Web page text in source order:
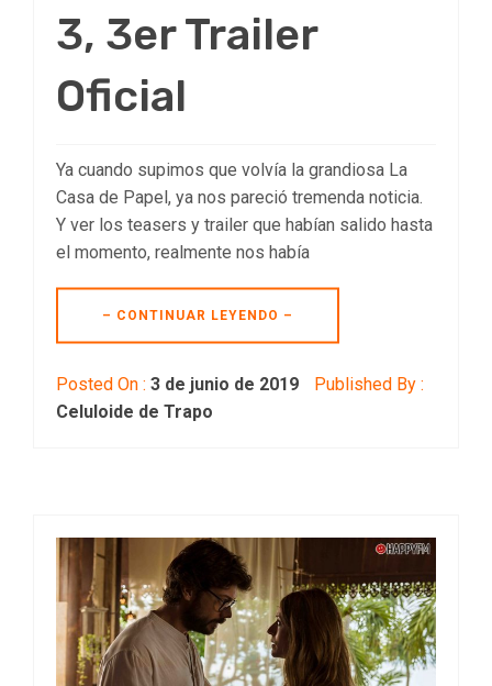
3, 3er Trailer
Oficial
Ya cuando supimos que volvía la grandiosa La
Casa de Papel, ya nos pareció tremenda noticia.
Y ver los teasers y trailer que habían salido hasta
el momento, realmente nos había
– CONTINUAR LEYENDO –
Posted On : 3 de junio de 2019
Published By :
Celuloide de Trapo